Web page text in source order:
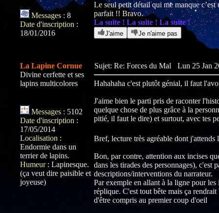
Messages : 8
Date d'inscription :
18/01/2016
Le seul petit détail qui me manque
parfait !! Bravo.
La suite ! La suite ! La suite !
J'aime Je n'aime pas
La Lapine Cornue
Divine cerfette et ses
lapins multicolores
Messages : 5102
Date d'inscription :
17/05/2014
Localisation :
Endormie dans un
terrier de lapins.
Humeur: Lapinesque.
(ça veut dire paisible et
joyeuse)
Sujet: Re: Forces du Mal Lun 25 Jan
Hahahaha c'est plutôt génial, il faut
J'aime bien le parti pris de raconter
quelque chose de plus grâce à la
pitié, il faut le dire) et surtout, avec tes
Bref, lecture très agréable dont
Bon, par contre, attention aux incises
dans les tirades des personnages),
descriptions/interventions du narrateur.
Par exemple en allant à la ligne pour
réplique. C'est tout bête mais ça
d'être compris au premier coup d'oeil